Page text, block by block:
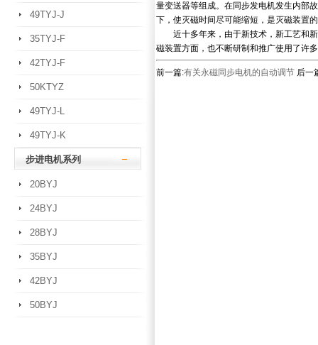
49TYJ-J
35TYJ-F
42TYJ-F
50KTYZ
49TYJ-L
49TYJ-K
步进电机系列
20BYJ
24BYJ
28BYJ
35BYJ
42BYJ
50BYJ
量变送器等组成。在同步发电机发生内部
下，使灭磁时间尽可能缩短，是灭磁装置
近十多年来，由于新技术，新工艺和新
磁装置方面，也不断研制和推广使用了许
前一篇:有关永磁同步电机的自动调节 后一